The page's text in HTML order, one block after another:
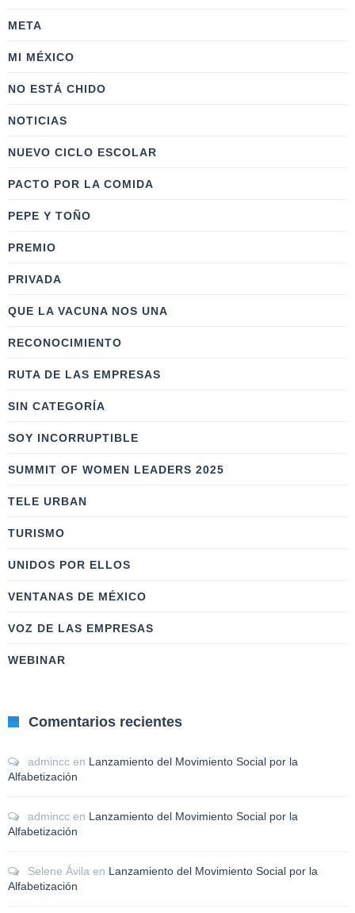
META
MI MÉXICO
NO ESTÁ CHIDO
NOTICIAS
NUEVO CICLO ESCOLAR
PACTO POR LA COMIDA
PEPE Y TOÑO
PREMIO
PRIVADA
QUE LA VACUNA NOS UNA
RECONOCIMIENTO
RUTA DE LAS EMPRESAS
SIN CATEGORÍA
SOY INCORRUPTIBLE
SUMMIT OF WOMEN LEADERS 2025
TELE URBAN
TURISMO
UNIDOS POR ELLOS
VENTANAS DE MÉXICO
VOZ DE LAS EMPRESAS
WEBINAR
Comentarios recientes
admincc en Lanzamiento del Movimiento Social por la
Alfabetización
admincc en Lanzamiento del Movimiento Social por la
Alfabetización
Selene Ávila en Lanzamiento del Movimiento Social por la
Alfabetización